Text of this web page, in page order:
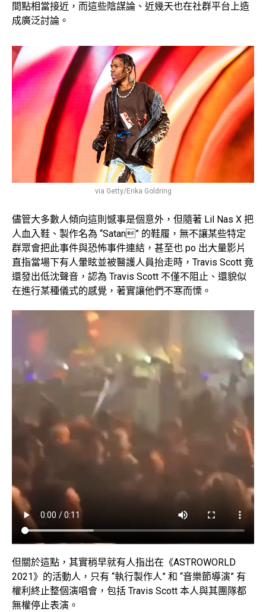
間點相當接近，而這些陰謀論、近幾天也在社群平台上造
成廣泛討論。
via Getty/Erika Goldring
儘管大多數人傾向這則憾事是個意外，但隨著 Lil Nas X 把
人血入鞋、製作名為 “Satan” 的鞋履，無不讓某些特定
群眾會把此事件與恐怖事件連結，甚至也 po 出大量影片
直指當場下有人暈眩並被醫護人員抬走時，Travis Scott 竟
還發出低沈聲音，認為 Travis Scott 不僅不阻止、還貌似
在進行某種儀式的感覺，著實讓他們不寒而慄。
但關於這點，其實稍早就有人指出在《ASTROWORLD
2021》的活動人，只有 “執行製作人” 和 “音樂節導演” 有
權利終止整個演唱會，包括 Travis Scott 本人與其團隊都
無權停止表演。